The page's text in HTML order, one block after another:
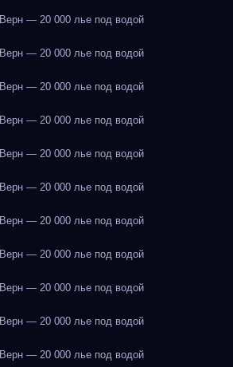
— 20 000 лье под водой
— 20 000 лье под водой
— 20 000 лье под водой
— 20 000 лье под водой
— 20 000 лье под водой
— 20 000 лье под водой
— 20 000 лье под водой
— 20 000 лье под водой
— 20 000 лье под водой
— 20 000 лье под водой
— 20 000 лье под водой